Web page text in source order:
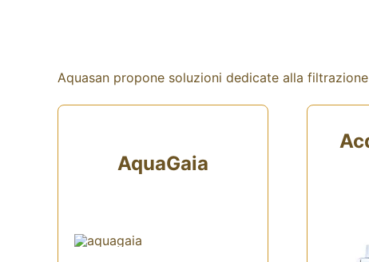
Aquasan propone soluzioni dedicate alla
AquaGaia